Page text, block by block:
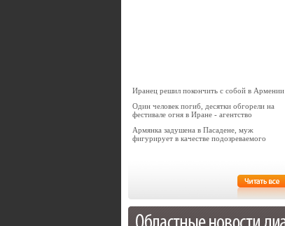
Иранец решил покончить с собой в Армении
Один человек погиб, десятки обгорели на
фестивале огня в Иране - агентство
Армянка задушена в Пасадене, муж
фигурирует в качестве подозреваемого